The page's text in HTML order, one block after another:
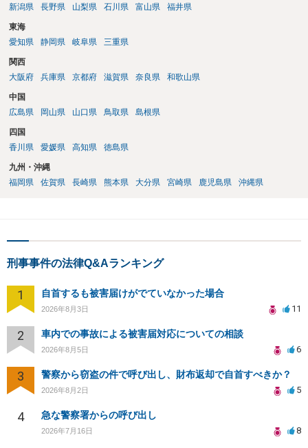
新潟県
長野県 山梨県 石川県 富山県 福井県
東海
愛知県
静岡県 岐阜県 三重県
関西
大阪府
兵庫県 京都府 滋賀県 奈良県 和歌山県
中国
広島県
岡山県 山口県 鳥取県 島根県
四国
香川県
愛媛県 高知県 徳島県
九州・沖縄
福岡県
佐賀県 長崎県 熊本県 大分県 宮崎県 鹿児島県 沖縄県
刑事事件の法律Q&Aランキング
1 自首するも被害届けがでていなかった場合
2026年8月3日 11
2 車内での事故による被害届対応についての相談
2026年8月5日 6
3 警察から窃盗の件で呼び出し、財布返却で自首すべきか？
2026年8月2日 5
4 急な警察署からの呼び出し
2026年7月16日 8